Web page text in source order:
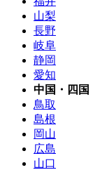
山梨
長野
岐阜
静岡
愛知
中国・四国
鳥取
島根
岡山
広島
山口